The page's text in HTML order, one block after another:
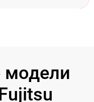
модели